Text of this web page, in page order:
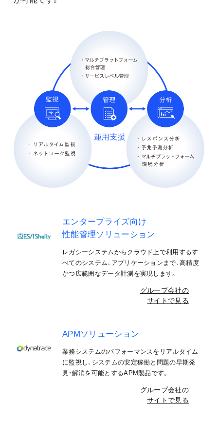
エンタープライズ向け
性能管理ソリューション
レガシーシステムからクラウド上で利用するす
べてのシステム、アプリケーションまで、高精度
かつ広範囲なデータ計測を実現します。
グループ会社の
サイトで見る
APMソリューション
業務システムのパフォーマンスをリアルタイム
に監視し、システムの安定稼働と問題の早期発
見・解消を可能とするAPM製品です。
グループ会社の
サイトで見る